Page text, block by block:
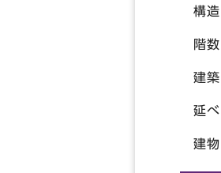
構
階
建
延
建